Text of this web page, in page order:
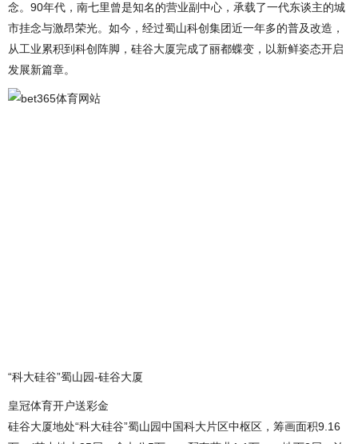
念。90年代，南七里曾是知名的营业副中心，承载了一代东谈主的城
市挂念与激昂荣光。如今，经过蜀山科创集团近一年多的普及改造，
从工业累积到科创阵脚，硅谷大厦完成了丽都蝶变，以新鲜姿态开启
发展新篇章。
“科大硅谷”蜀山园-硅谷大厦
皇冠体育开户送彩金
硅谷大厦地处“科大硅谷”蜀山园中国科大片区中枢区，筹画面积9.16